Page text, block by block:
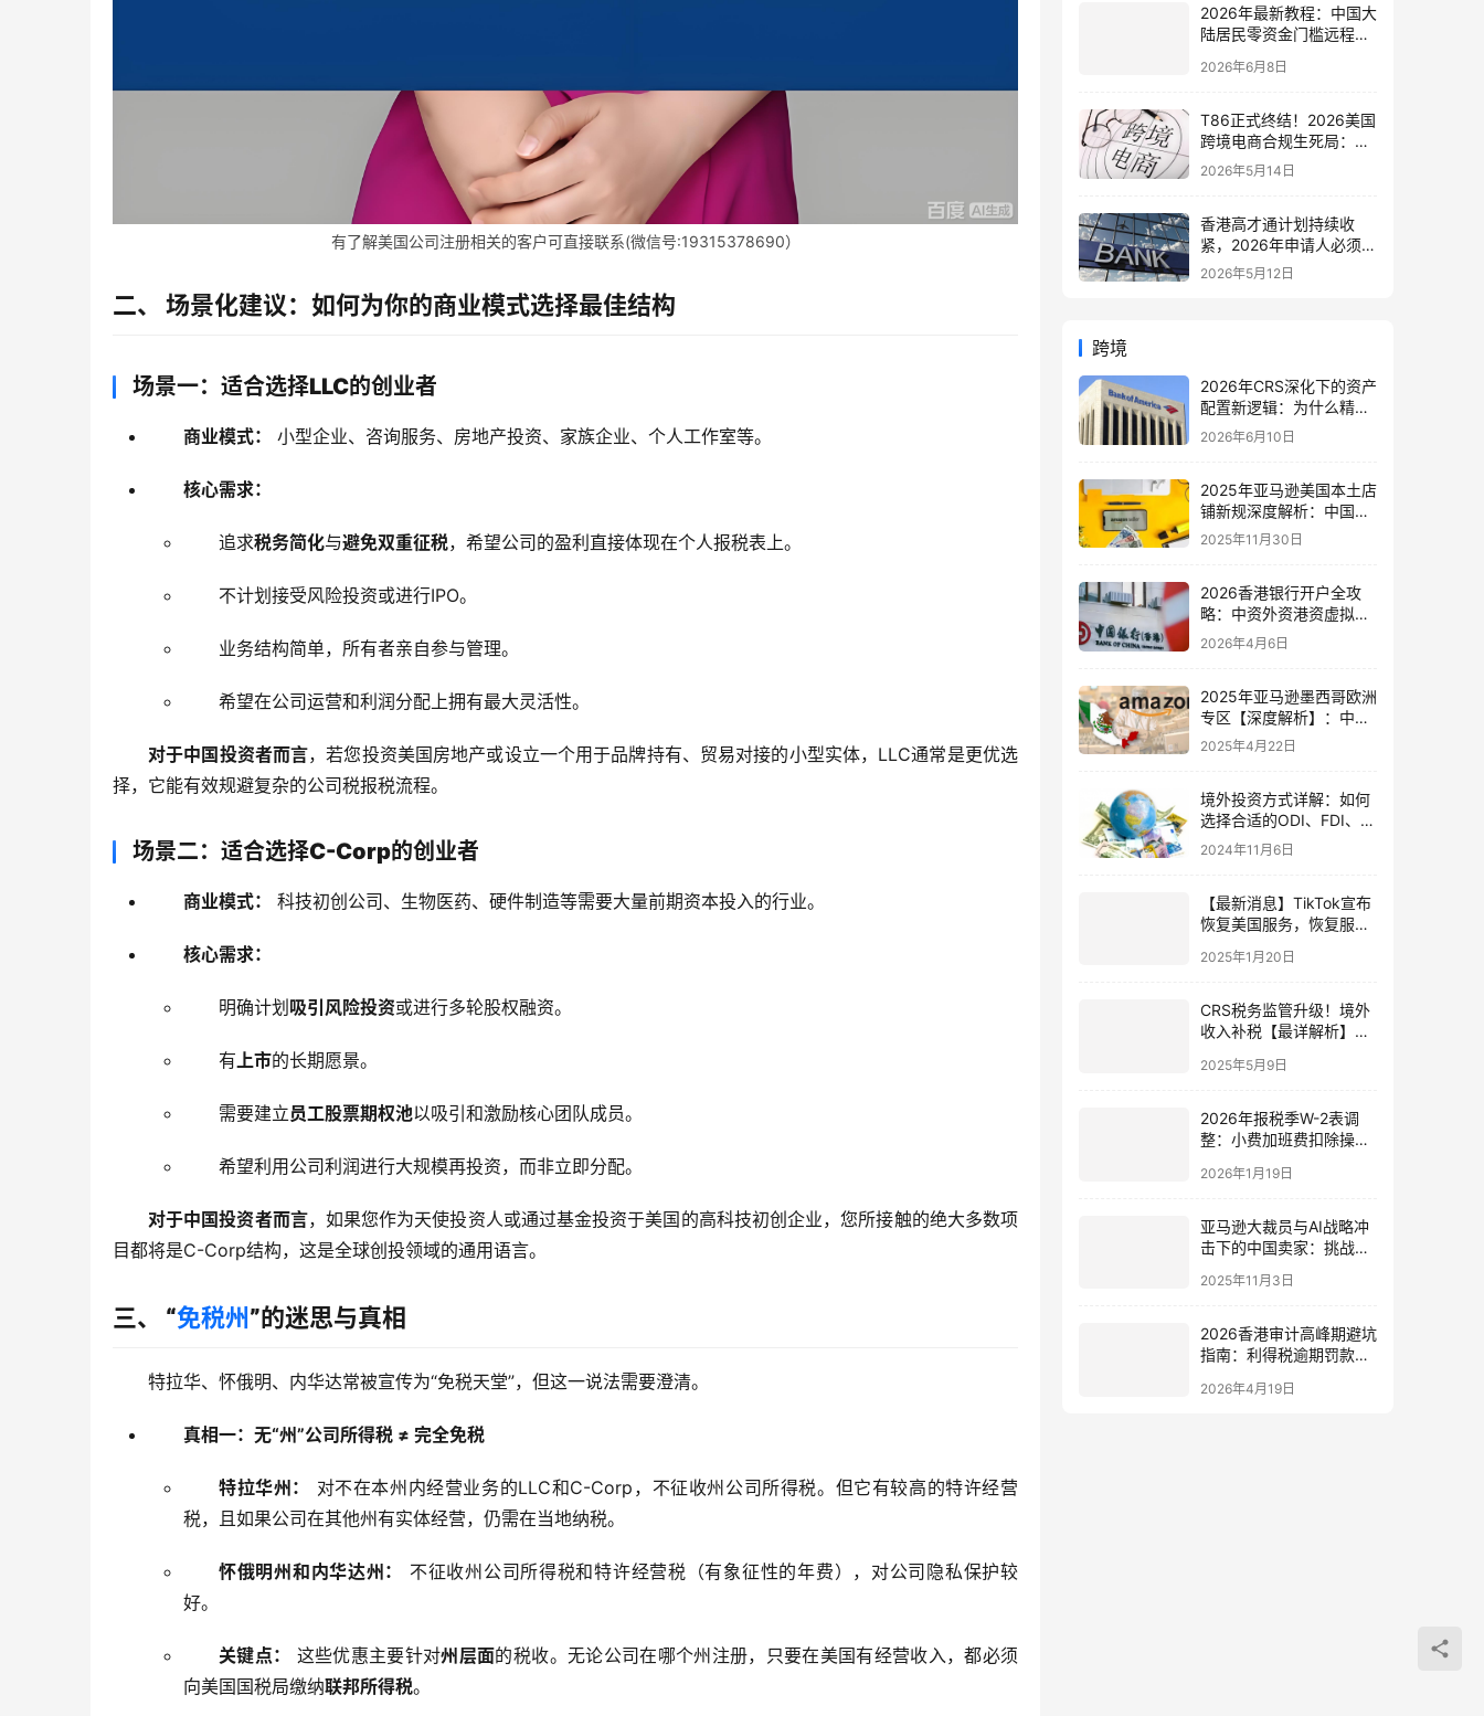
有了解美国公司注册相关的客户可直接联系(微信号:19315378690）
二、 场景化建议：如何为你的商业模式选择最佳结构
场景一：适合选择LLC的创业者
商业模式： 小型企业、咨询服务、房地产投资、家族企业、个人工作室等。
核心需求：
追求税务简化与避免双重征税，希望公司的盈利直接体现在个人报税表上。
不计划接受风险投资或进行IPO。
业务结构简单，所有者亲自参与管理。
希望在公司运营和利润分配上拥有最大灵活性。
对于中国投资者而言，若您投资美国房地产或设立一个用于品牌持有、贸易对接的小型实体，LLC通常是更优选
择，它能有效规避复杂的公司税报税流程。
场景二：适合选择C-Corp的创业者
商业模式： 科技初创公司、生物医药、硬件制造等需要大量前期资本投入的行业。
核心需求：
明确计划吸引风险投资或进行多轮股权融资。
有 上市的长期愿景。
需要建立员工股票期权池以吸引和激励核心团队成员。
希望利用公司利润进行大规模再投资，而非立即分配。
对于中国投资者而言，如果您作为天使投资人或通过基金投资于美国的高科技初创企业，您所接触的绝大多数项
目都将是C-Corp结构，这是全球创投领域的通用语言。
三、 “免税州”的迷思与真相
特拉华、怀俄明、内华达常被宣传为“免税天堂”，但这一说法需要澄清。
真相一：无“州”公司所得税 ≠ 完全免税
特拉华州：
对不在本州内经营业务的LLC和C-Corp，不征收州公司所得税。但它有较高的特许经营
税，且如果公司在其他州有实体经营，仍需在当地纳税。
怀俄明州和内华达州：
不征收州公司所得税和特许经营税（有象征性的年费），对公司隐私保护较
好。
关键点： 这些优惠主要针对州层面的税收。无论公司在哪个州注册，只要在美国有经营收入，都必须
向美国国税局缴纳联邦所得税。
2026年最新教程：中国大
陆居民零资金门槛远程开
流程
2026年6月8日
T86正式终结！2026美国
跨境电商合规生死局：海
外仓、美国公司与税务架
构全面重构
2026年5月14日
香港高才通计划持续收
紧，2026年申请人必须注
意的7个关键变化！附最
2026年5月12日
跨境
2026年CRS深化下的资产
配置新逻辑：为什么精明
的投资者开始把香港账户
转向“美国本土银行+美国
2026年6月10日
2025年亚马逊美国本土店
铺新规深度解析：中国卖
家的挑战、机遇与实操指
2025年11月30日
2026香港银行开户全攻
略：中资外资港资虚拟银
行选型对比与合规指南
2026年4月6日
2025年亚马逊墨西哥欧洲
专区【深度解析】：中国
卖家的新蓝海战略与通关
2025年4月22日
境外投资方式详解：如何
选择合适的ODI、FDI、
QDII、QDLP与QDIE？
2024年11月6日
【最新消息】TikTok宣布
恢复美国服务，恢复服务
2025年1月20日
CRS税务监管升级！境外
收入补税【最详解析】：
申报全球征税？
2025年5月9日
2026年报税季W-2表调
整：小费加班费扣除操
与机遇
2026年1月19日
亚马逊大裁员与AI战略冲
击下的中国卖家：挑战、
2025年11月3日
2026香港审计高峰期避坑
指南：利得税逾期罚款标
2026年4月19日